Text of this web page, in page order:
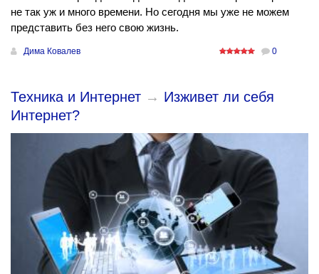
не так уж и много времени. Но сегодня мы уже не можем
представить без него свою жизнь.
Дима Ковалев 0
Техника и Интернет → Изживет ли себя
Интернет?